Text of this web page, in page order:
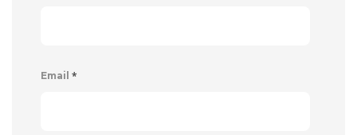
Email *